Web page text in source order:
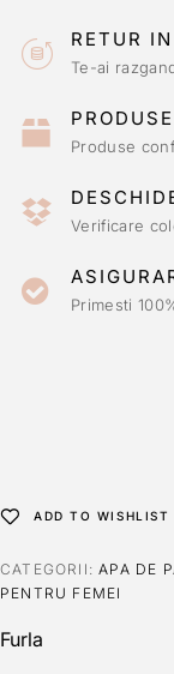
RETUR
Te-ai
Produse
Verificare
Primesti
ADD TO WISHLIST
CATEGORII:APA DE
PENTRU FEMEI
Furla